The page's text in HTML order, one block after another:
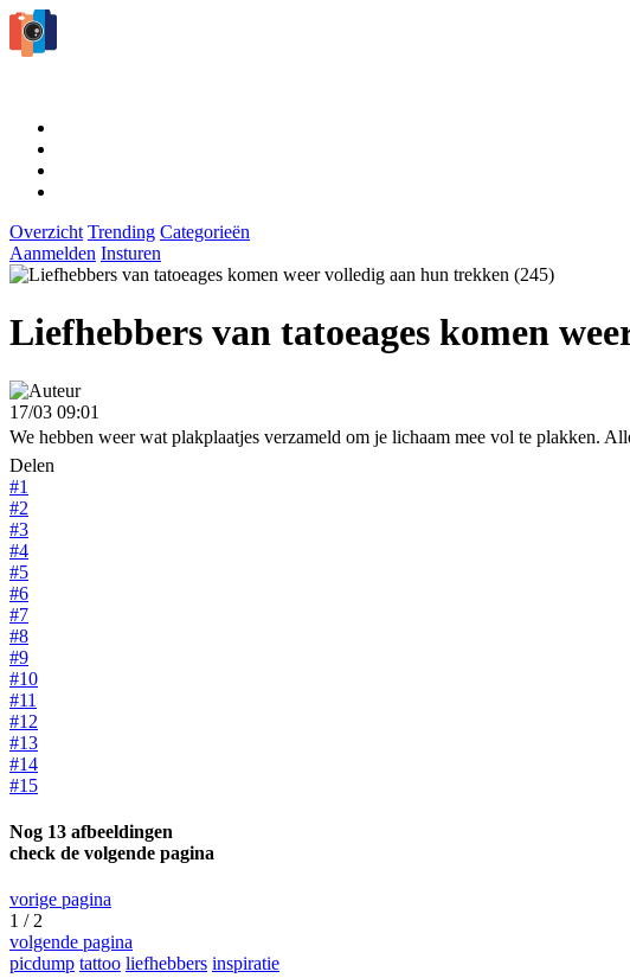
Overzicht Trending Categorieën
Aanmelden Insturen
Liefhebbers van tatoeages komen
17/03 09:01
We hebben weer wat plakplaatjes verzameld om je lichaam mee vol te plakken.
Delen
#1
#2
#3
#4
#5
#6
#7
#8
#9
#10
#11
#12
#13
#14
#15
Nog 13 afbeeldingen
check de volgende pagina
vorige pagina
1 / 2
volgende pagina
picdump tattoo liefhebbers inspiratie